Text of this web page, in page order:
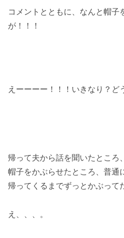
コメントとともに、なんと帽子
が！！！
えーーーー！！！いきなり？ど
帰って夫から話を聞いたところ
帽子をかぶらせたところ、普通
帰ってくるまでずっとかぶって
え、、、。